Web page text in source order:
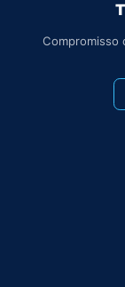
Compromisso